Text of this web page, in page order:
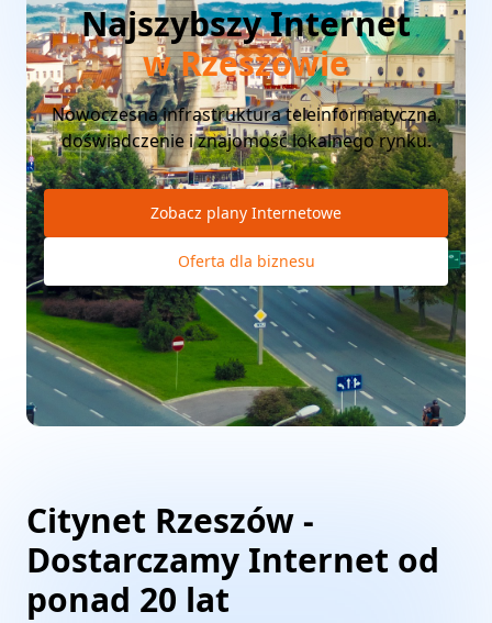
Najszybszy Internet
w Rzeszowie
Nowoczesna infrastruktura teleinformatyczna,
doświadczenie i znajomość lokalnego rynku.
Zobacz plany Internetowe
Oferta dla biznesu
Citynet Rzeszów -
Dostarczamy Internet od
ponad 20 lat